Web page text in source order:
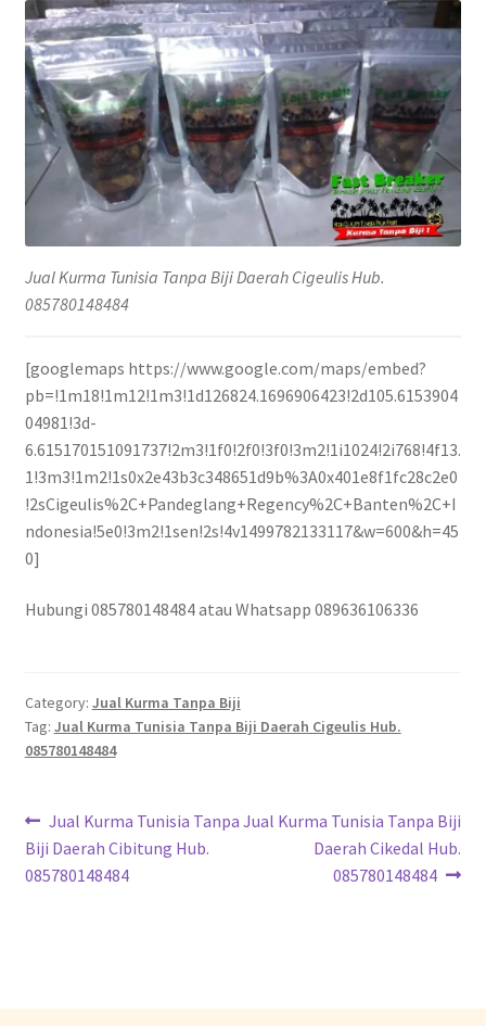
Jual Kurma Tunisia Tanpa Biji Daerah Cigeulis Hub.
085780148484
[googlemaps https://www.google.com/maps/embed?
pb=!1m18!1m12!1m3!1d126824.1696906423!2d105.6153904
04981!3d-
6.615170151091737!2m3!1f0!2f0!3f0!3m2!1i1024!2i768!4f13.
1!3m3!1m2!1s0x2e43b3c348651d9b%3A0x401e8f1fc28c2e0
!2sCigeulis%2C+Pandeglang+Regency%2C+Banten%2C+I
ndonesia!5e0!3m2!1sen!2s!4v1499782133117&w=600&h=45
0]
Hubungi 085780148484 atau Whatsapp 089636106336
Category: Jual Kurma Tanpa Biji
Tag: Jual Kurma Tunisia Tanpa Biji Daerah Cigeulis Hub.
085780148484
Jual Kurma Tunisia Tanpa
Biji Daerah Cibitung Hub.
085780148484
Jual Kurma Tunisia Tanpa Biji
Daerah Cikedal Hub.
085780148484